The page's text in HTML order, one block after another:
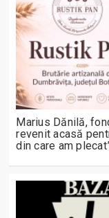
Marius Dănilă,
revenit acasă
din care am